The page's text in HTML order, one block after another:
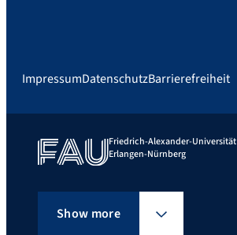
ImpressumDatenschutzBarrierefreiheit
Friedrich-Alexander-Universität
Erlangen-Nürnberg
Show more